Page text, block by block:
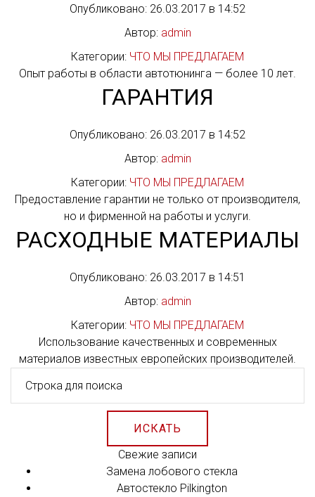
Опубликовано: 26.03.2017 в 14:52
Автор: admin
Категории: ЧТО МЫ ПРЕДЛАГАЕМ
Опыт работы в области автотюнинга — более 10 лет.
ГАРАНТИЯ
Опубликовано: 26.03.2017 в 14:52
Автор: admin
Категории: ЧТО МЫ ПРЕДЛАГАЕМ
Предоставление гарантии не только от производителя,
но и фирменной на работы и услуги.
РАСХОДНЫЕ МАТЕРИАЛЫ
Опубликовано: 26.03.2017 в 14:51
Автор: admin
Категории: ЧТО МЫ ПРЕДЛАГАЕМ
Использование качественных и современных
материалов известных европейских производителей.
ИСКАТЬ
Свежие записи
Замена лобового стекла
Автостекло Pilkington